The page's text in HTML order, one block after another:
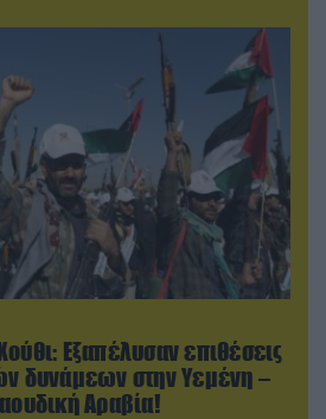
Eξαπέλυσαν επιθέσεις
δυνάμεων στην Υεμένη –
Αραβία!